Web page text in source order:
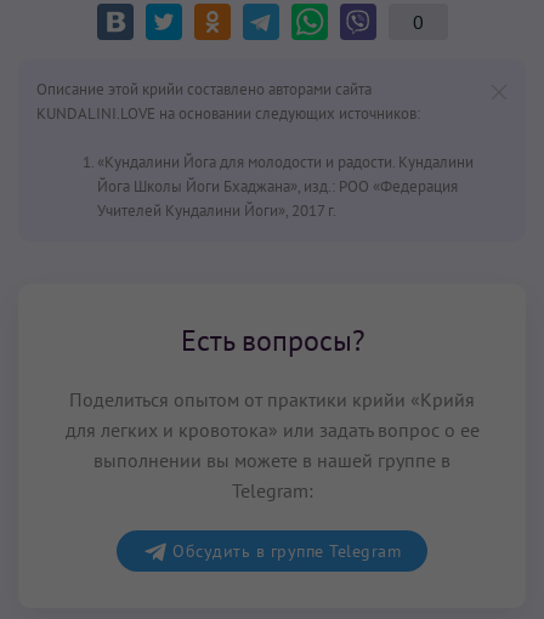
0
Описание этой крийи составлено авторами сайта
KUNDALINI.LOVE на основании следующих источников:
«Кундалини Йога для молодости и радости. Кундалини
Йога Школы Йоги Бхаджана», изд.: РОО «Федерация
Учителей Кундалини Йоги», 2017 г.
Есть вопросы?
Поделиться опытом от практики крийи «Крийя
для легких и кровотока» или задать вопрос о ее
выполнении вы можете в нашей группе в
Telegram:
Обсудить в группе Telegram